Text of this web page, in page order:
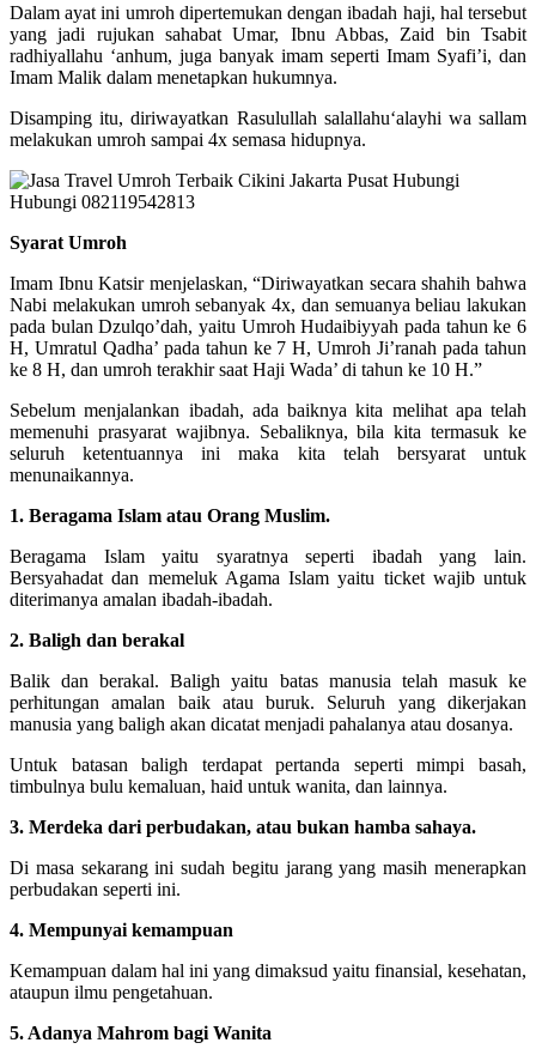
Dalam ayat ini umroh dipertemukan dengan ibadah haji, hal tersebut
yang jadi rujukan sahabat Umar, Ibnu Abbas, Zaid bin Tsabit
radhiyallahu ‘anhum, juga banyak imam seperti Imam Syafi’i, dan
Imam Malik dalam menetapkan hukumnya.
Disamping itu, diriwayatkan Rasulullah salallahu‘alayhi wa sallam
melakukan umroh sampai 4x semasa hidupnya.
Syarat Umroh
Imam Ibnu Katsir menjelaskan, “Diriwayatkan secara shahih bahwa
Nabi melakukan umroh sebanyak 4x, dan semuanya beliau lakukan
pada bulan Dzulqo’dah, yaitu Umroh Hudaibiyyah pada tahun ke 6
H, Umratul Qadha’ pada tahun ke 7 H, Umroh Ji’ranah pada tahun
ke 8 H, dan umroh terakhir saat Haji Wada’ di tahun ke 10 H.”
Sebelum menjalankan ibadah, ada baiknya kita melihat apa telah
memenuhi prasyarat wajibnya. Sebaliknya, bila kita termasuk ke
seluruh ketentuannya ini maka kita telah bersyarat untuk
menunaikannya.
1. Beragama Islam atau Orang Muslim.
Beragama Islam yaitu syaratnya seperti ibadah yang lain.
Bersyahadat dan memeluk Agama Islam yaitu ticket wajib untuk
diterimanya amalan ibadah-ibadah.
2. Baligh dan berakal
Balik dan berakal. Baligh yaitu batas manusia telah masuk ke
perhitungan amalan baik atau buruk. Seluruh yang dikerjakan
manusia yang baligh akan dicatat menjadi pahalanya atau dosanya.
Untuk batasan baligh terdapat pertanda seperti mimpi basah,
timbulnya bulu kemaluan, haid untuk wanita, dan lainnya.
3. Merdeka dari perbudakan, atau bukan hamba sahaya.
Di masa sekarang ini sudah begitu jarang yang masih menerapkan
perbudakan seperti ini.
4. Mempunyai kemampuan
Kemampuan dalam hal ini yang dimaksud yaitu finansial, kesehatan,
ataupun ilmu pengetahuan.
5. Adanya Mahrom bagi Wanita